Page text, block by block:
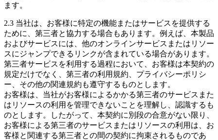
ます。
2.3 当社は、お客様に特定の機能またはサービスを提供する
ために、第三者と協力する場合もあります。例えば、本製品
およびサービスには、他のオンラインサービスまたはリソー
スにジャンプできるリンクが含まれている場合があります。
第三者サービスを利用する過程において、お客様は本契約の
規定だけでなく、第三者の利用規約、プライバシーポリシ
ー、その他の関連規約も遵守するものとします。
お客様は、当社がお客様によるかかる第三者のサービスまた
はリソースの利用を管理できないことを理解し、認識するも
のとします。したがって、本契約に別段の合意がない限り、
お客様による第三者のサービスまたはリソースの利用は、お
客様と関連する第三者との間の契約に拘束されるものであ